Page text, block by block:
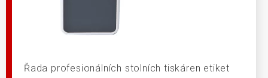
Řada profesionálních stolních tiskáren etiket